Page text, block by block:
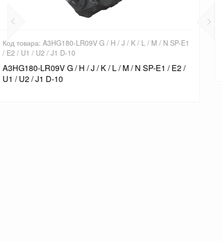
SP-E1
/ E2 /
Код товара: A3HG180-FR14K-E1 / E2 / U1 / U2 /
A3HG180-FR14K-E1 / E2 / U1 / U2 / J1 D-10